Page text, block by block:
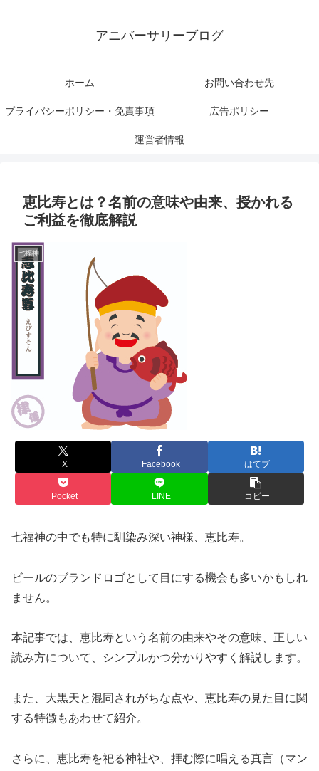
アニバーサリーブログ
ホーム お問い合わせ先
プライバシーポリシー・免責事項 広告ポリシー
運営者情報
恵比寿とは？名前の意味や由来、授かれる
ご利益を徹底解説
七福神
X Facebook はてブ
Pocket LINE コピー
七福神の中でも特に馴染み深い神様、恵比寿。
ビールのブランドロゴとして目にする機会も多いかもしれ
ません。
本記事では、恵比寿という名前の由来やその意味、正しい
読み方について、シンプルかつ分かりやすく解説します。
また、大黒天と混同されがちな点や、恵比寿の見た目に関
する特徴もあわせて紹介。
さらに、恵比寿を祀る神社や、拝む際に唱える真言（マン